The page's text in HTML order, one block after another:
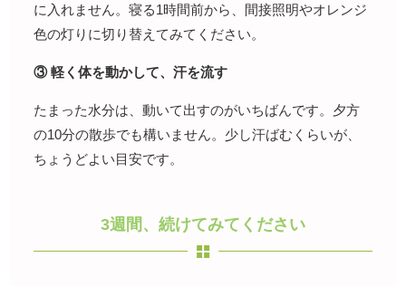
に入れません。寝る1時間前から、間接照明やオレンジ
色の灯りに切り替えてみてください。
③ 軽く体を動かして、汗を流す
たまった水分は、動いて出すのがいちばんです。夕方
の10分の散歩でも構いません。少し汗ばむくらいが、
ちょうどよい目安です。
3週間、続けてみてください